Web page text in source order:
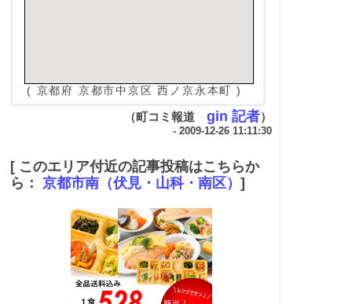
( 京都府 京都市中京区 西ノ京永本町 )
（町コミ報道 gin 記者）
- 2009-12-26 11:11:30
[ このエリア付近の記事投稿はこちらか
ら： 京都市南（伏見・山科・南区） ]